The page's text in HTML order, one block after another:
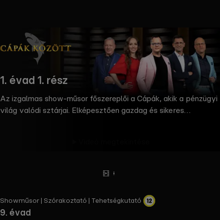
1. évad 1. rész
Az izgalmas show-műsor főszereplői a Cápák, akik a pénzügyi
világ valódi sztárjai. Elképesztően gazdag és sikeres
Előzetes
Showműsor | Szórakoztató | Tehetségkutató
9. évad